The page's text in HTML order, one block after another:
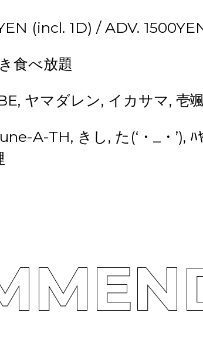
(incl. 1D) / ADV.
食べ放題
ヤマダレン, イカサマ, 壱
A-TH, きし, た(‘・_・’),